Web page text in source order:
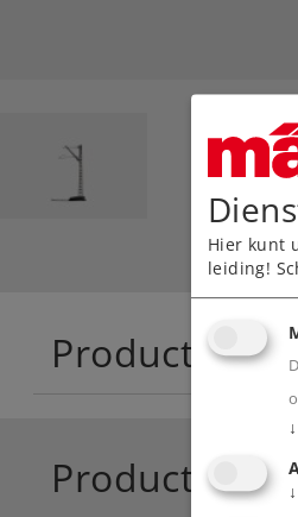
Product
Productinfo
Hier kunt
leiding!
↓
↓